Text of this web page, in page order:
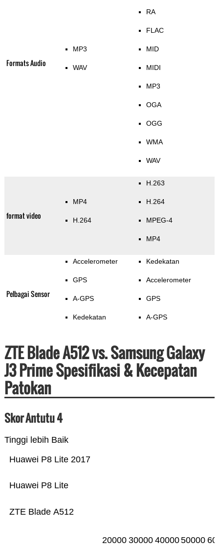
Formats Audio
MP3
WAV
RA
FLAC
MID
MIDI
MP3
OGA
OGG
WMA
WAV
format video
MP4
H.264
H.263
H.264
MPEG-4
MP4
Pelbagai Sensor
Accelerometer
GPS
A-GPS
Kedekatan
Kedekatan
Accelerometer
GPS
A-GPS
ZTE Blade A512 vs. Samsung Galaxy
J3 Prime Spesifikasi & Kecepatan
Patokan
Skor Antutu 4
Tinggi lebih Baik
ZTE Blade A512
Huawei P8 Lite
Huawei P8 Lite 2017
20000 30000 4000050000